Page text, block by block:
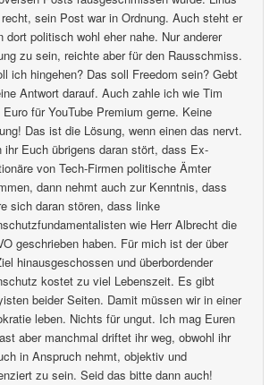
sein Post war in Ordnung. Auch steht er
dort politisch wohl eher nahe. Nur anderer
zu sein, reichte aber für den Rausschmiss.
ich hingehen? Das soll Freedom sein? Gebt
Antwort darauf. Auch zahle ich wie Tim
Euro für YouTube Premium gerne. Keine
Das ist die Lösung, wenn einen das nervt.
ihr Euch übrigens daran stört, dass Ex-
von Tech-Firmen politische Ämter
dann nehmt auch zur Kenntnis, dass
sich daran stören, dass linke
wie Herr Albrecht die
geschrieben haben. Für mich ist der über
hinausgeschossen und überbordender
kostet zu viel Lebenszeit. Es gibt
beider Seiten. Damit müssen wir in einer
leben. Nichts für ungut. Ich mag Euren
aber manchmal driftet ihr weg, obwohl ihr
in Anspruch nehmt, objektiv und
zu sein. Seid das bitte dann auch!